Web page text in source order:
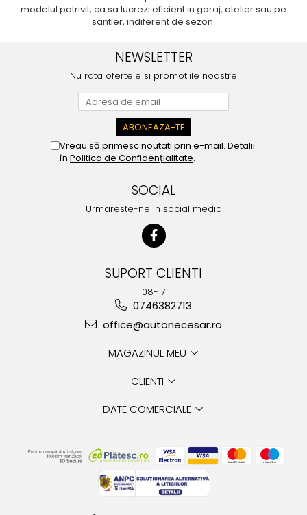
modelul potrivit, ca sa lucrezi eficient in garaj, atelier sau pe
santier, indiferent de sezon.
NEWSLETTER
Nu rata ofertele si promotiile noastre
Vreau să primesc noutati prin e-mail. Detalii
în Politica de Confidențialitate.
SOCIAL
Urmareste-ne in social media
SUPORT CLIENTI
08-17
0746382713
office@autonecesar.ro
MAGAZINUL MEU
CLIENTI
DATE COMERCIALE